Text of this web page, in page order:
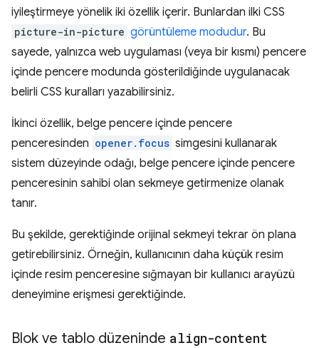
iyileştirmeye yönelik iki özellik içerir. Bunlardan ilki CSS
picture-in-picture görüntüleme modudur. Bu
sayede, yalnızca web uygulaması (veya bir kısmı) pencere
içinde pencere modunda gösterildiğinde uygulanacak
belirli CSS kuralları yazabilirsiniz.
İkinci özellik, belge pencere içinde pencere
penceresinden opener.focus simgesini kullanarak
sistem düzeyinde odağı, belge pencere içinde pencere
penceresinin sahibi olan sekmeye getirmenize olanak
tanır.
Bu şekilde, gerektiğinde orijinal sekmeyi tekrar ön plana
getirebilirsiniz. Örneğin, kullanıcının daha küçük resim
içinde resim penceresine sığmayan bir kullanıcı arayüzü
deneyimine erişmesi gerektiğinde.
Blok ve tablo düzeninde align-content